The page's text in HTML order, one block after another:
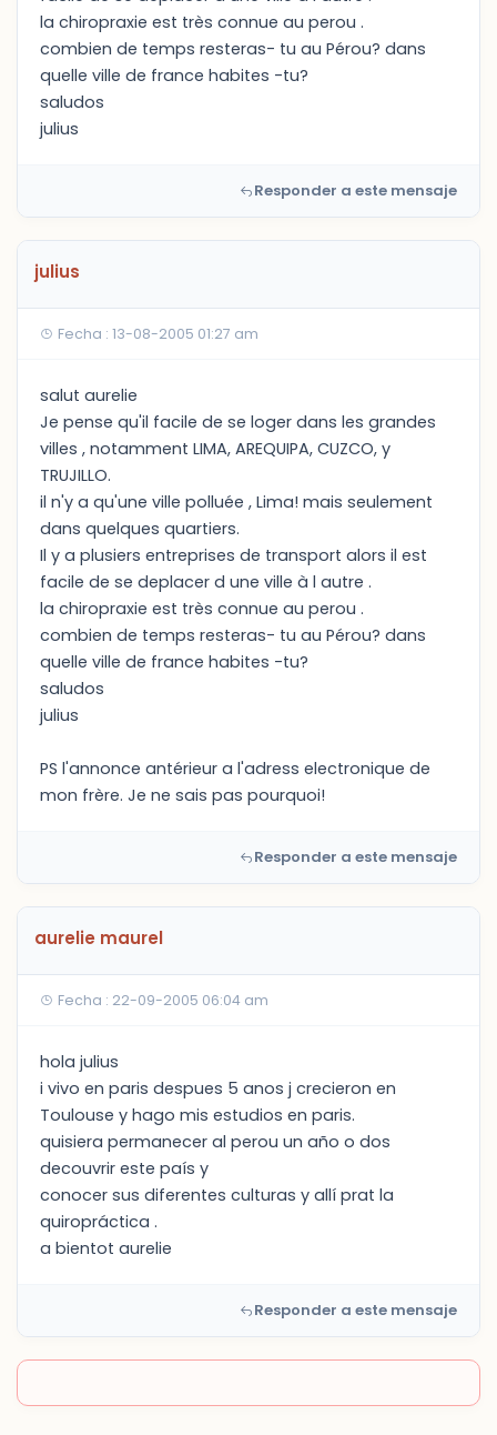
la chiropraxie est très connue au perou .
combien de temps resteras- tu au Pérou? dans
quelle ville de france habites -tu?
saludos
julius
Responder a este mensaje
julius
Fecha : 13-08-2005 01:27 am
salut aurelie
Je pense qu'il facile de se loger dans les grandes
villes , notamment LIMA, AREQUIPA, CUZCO, y
TRUJILLO.
il n'y a qu'une ville polluée , Lima! mais seulement
dans quelques quartiers.
Il y a plusiers entreprises de transport alors il est
facile de se deplacer d une ville à l autre .
la chiropraxie est très connue au perou .
combien de temps resteras- tu au Pérou? dans
quelle ville de france habites -tu?
saludos
julius
PS l'annonce antérieur a l'adress electronique de
mon frère. Je ne sais pas pourquoi!
Responder a este mensaje
aurelie maurel
Fecha : 22-09-2005 06:04 am
hola julius
i vivo en paris despues 5 anos j crecieron en
Toulouse y hago mis estudios en paris.
quisiera permanecer al perou un año o dos
decouvrir este país y
conocer sus diferentes culturas y allí prat la
quiropráctica .
a bientot aurelie
Responder a este mensaje